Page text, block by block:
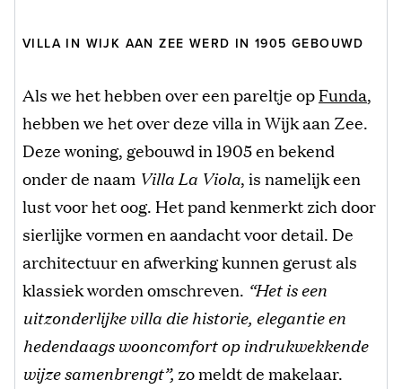
VILLA IN WIJK AAN ZEE WERD IN 1905 GEBOUWD
Als we het hebben over een pareltje opFunda,
hebben we het over deze villa in Wijk aan Zee.
Deze woning, gebouwd in 1905 en bekend
onder de naam Villa La Viola, is namelijk een
lust voor het oog. Het pand kenmerkt zich door
sierlijke vormen en aandacht voor detail. De
architectuur en afwerking kunnen gerust als
klassiek worden omschreven. “Het is een
uitzonderlijke villa die historie, elegantie en
hedendaags wooncomfort op indrukwekkende
wijze samenbrengt”, zo meldt de makelaar.